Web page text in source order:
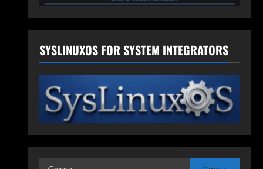
SYSLINUXOS FOR SYSTEM INTEGRATORS
Ricerca